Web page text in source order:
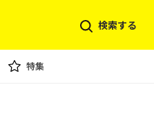
検索する
特集